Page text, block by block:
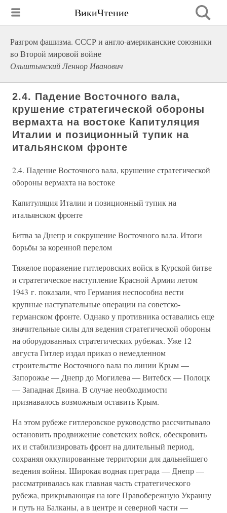
ВикиЧтение
Разгром фашизма. СССР и англо-американские союзники
во Второй мировой войне
Ольштынский Леннор Иванович
2.4. Падение Восточного вала,
крушение стратегической обороны
вермахта на востоке Капитуляция
Италии и позиционный тупик на
итальянском фронте
2.4. Падение Восточного вала, крушение стратегической
обороны вермахта на востоке
Капитуляция Италии и позиционный тупик на
итальянском фронте
Битва за Днепр и сокрушение Восточного вала. Итоги
борьбы за коренной перелом
Тяжелое поражение гитлеровских войск в Курской битве
и стратегическое наступление Красной Армии летом
1943 г. показали, что Германия неспособна вести
крупные наступательные операции на советско-
германском фронте. Однако у противника оставались еще
значительные силы для ведения стратегической обороны
на оборудованных стратегических рубежах. Уже 12
августа Гитлер издал приказ о немедленном
строительстве Восточного вала по линии Крым —
Запорожье — Днепр до Могилева — Витебск — Полоцк
— Западная Двина. В случае необходимости
признавалось возможным оставить Крым.
На этом рубеже гитлеровское руководство рассчитывало
остановить продвижение советских войск, обескровить
их и стабилизировать фронт на длительный период,
сохраняя оккупированные территории для дальнейшего
ведения войны. Широкая водная преграда — Днепр —
рассматривалась как главная часть стратегического
рубежа, прикрывающая на юге Правобережную Украину
и путь на Балканы, а в центре и северной части —